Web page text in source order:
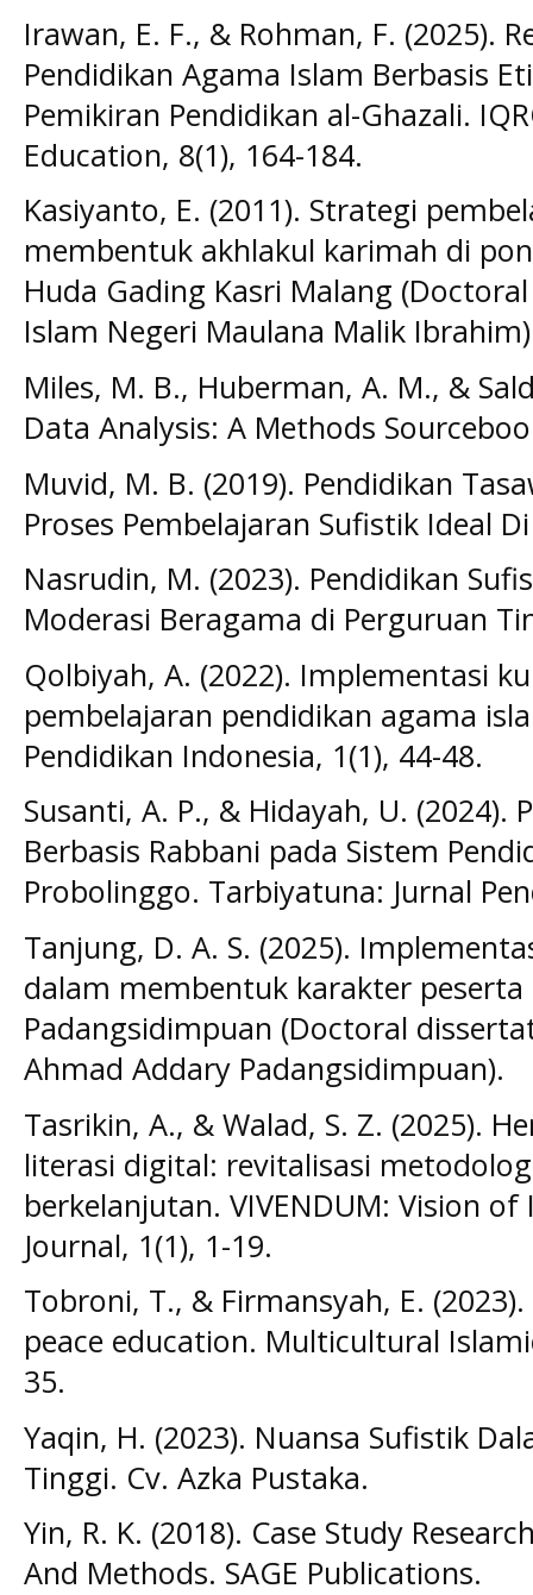
Irawan, E. F., & Rohman, F. (2025).
Pendidikan Agama Islam Berbasis
Pemikiran Pendidikan al-Ghazali.
Education, 8(1), 164-184.
Kasiyanto, E. (2011). Strategi
membentuk akhlakul karimah di
Huda Gading Kasri Malang
Islam Negeri Maulana Malik
Miles, M. B., Huberman, A. M., &
Data Analysis: A Methods
Muvid, M. B. (2019). Pendidikan
Proses Pembelajaran Sufistik Ideal
Nasrudin, M. (2023). Pendidikan
Moderasi Beragama di Perguruan
Qolbiyah, A. (2022). Implementasi
pembelajaran pendidikan agama
Pendidikan Indonesia, 1(1), 44-48.
Susanti, A. P., & Hidayah, U.
Berbasis Rabbani pada Sistem
Probolinggo. Tarbiyatuna: Jurnal
Tanjung, D. A. S. (2025).
dalam membentuk karakter peserta
Padangsidimpuan (Doctoral
Ahmad Addary Padangsidimpuan).
Tasrikin, A., & Walad, S. Z. (2025).
literasi digital: revitalisasi
berkelanjutan. VIVENDUM: Vision
Journal, 1(1), 1-19.
Tobroni, T., & Firmansyah, E.
peace education. Multicultural
35.
Yaqin, H. (2023). Nuansa Sufistik
Tinggi. Cv. Azka Pustaka.
Yin, R. K. (2018). Case Study
And Methods. SAGE Publications.